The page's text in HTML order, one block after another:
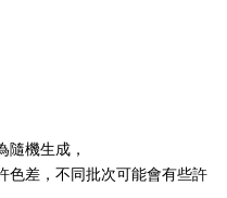
隨機生成，
色差，不同批次可能會有些許